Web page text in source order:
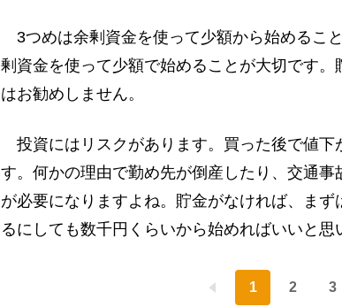
3つめは余剰資金を使って少額から始めるこ
剰資金を使って少額で始めることが大切です
はお勧めしません。
投資にはリスクがあります。買った後で値下
す。何かの理由で勤め先が倒産したり、交通事
が必要になりますよね。貯金がなければ、ま
るにしても数千円くらいから始めればいいと思
1 2 3